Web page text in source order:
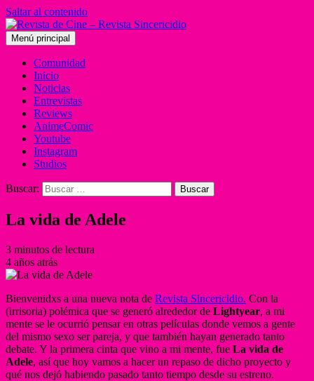
Saltar al contenido
Menú principal
Comunidad
Inicio
Noticias
Entrevistas
Reviews
AnimeComic
Youtube
Instagram
Studios
Buscar:
La vida de Adele
3 minutos de lectura
4 años atrás
Bienvenidxs a una nueva nota de Revista Sincericidio. Con la
(irrisoria) polémica que se generó alrededor de Lightyear, a mi
mente se le ocurrió pensar en otras películas donde vemos a gente
del mismo sexo ser pareja, y que también hayan generado tanto
debate. Y la primera cinta que vino a mi mente, fue La vida de
Adele, así que hoy vamos a hacer un repaso de dicho proyecto y
qué nos dejó habiendo pasado tanto tiempo desde su estreno.